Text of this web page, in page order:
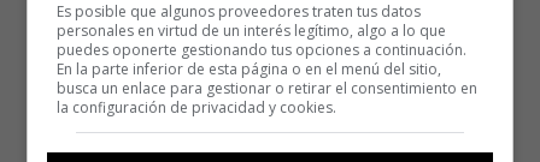
Es posible que algunos proveedores traten tus datos
personales en virtud de un interés legítimo, algo a lo que
puedes oponerte gestionando tus opciones a continuación.
En la parte inferior de esta página o en el menú del sitio,
busca un enlace para gestionar o retirar el consentimiento en
la configuración de privacidad y cookies.